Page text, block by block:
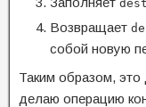
dest
Возвращает
собой новую
Таким образом, это
делаю операцию